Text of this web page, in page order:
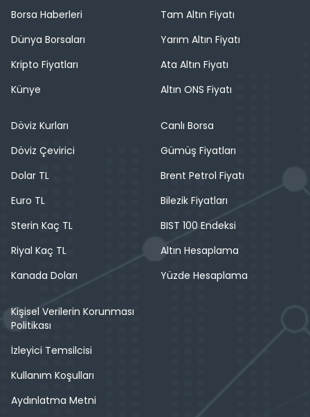
Borsa Haberleri
Dünya Borsaları
Kripto Fiyatları
Künye
Tam Altın Fiyatı
Yarım Altın Fiyatı
Ata Altın Fiyatı
Altın ONS Fiyatı
Döviz Kurları
Döviz Çevirici
Dolar TL
Euro TL
Sterin Kaç TL
Riyal Kaç TL
Kanada Doları
Canlı Borsa
Gümüş Fiyatları
Brent Petrol Fiyatı
Bilezik Fiyatları
BIST 100 Endeksi
Altın Hesaplama
Yüzde Hesaplama
Kişisel Verilerin Korunması
Politikası
İzleyici Temsilcisi
Kullanım Koşulları
Aydınlatma Metni